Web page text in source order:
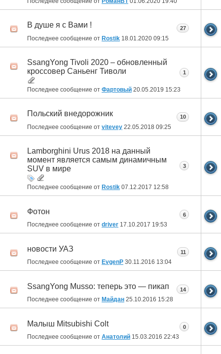
В душе я с Вами !
Последнее сообщение от Rostik 18.01.2020 09:15
27
SsangYong Tivoli 2020 – обновленный
кроссовер Саньенг Тиволи
Последнее сообщение от Фартовый 20.05.2019 15:23
1
Польский внедорожник
Последнее сообщение от vitevey 22.05.2018 09:25
10
Lamborghini Urus 2018 на данный
момент является самым динамичным
SUV в мире
Последнее сообщение от Rostik 07.12.2017 12:58
3
Фотон
Последнее сообщение от driver 17.10.2017 19:53
6
новости УАЗ
Последнее сообщение от EvgenP 30.11.2016 13:04
11
SsangYong Musso: теперь это — пикап
Последнее сообщение от Майдан 25.10.2016 15:28
14
Малыш Mitsubishi Colt
Последнее сообщение от Анатолий 15.03.2016 22:43
0